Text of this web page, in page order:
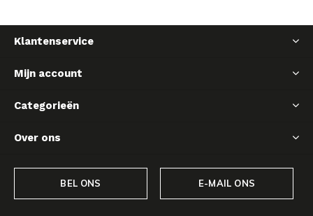
Klantenservice
Mijn account
Categorieën
Over ons
BEL ONS E-MAIL ONS